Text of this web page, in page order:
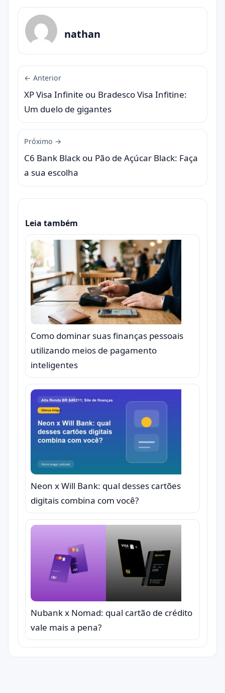
nathan
← Anterior
XP Visa Infinite ou Bradesco Visa Infitine:
Um duelo de gigantes
Próximo →
C6 Bank Black ou Pão de Açúcar Black: Faça
a sua escolha
Leia também
Como dominar suas finanças pessoais
utilizando meios de pagamento
inteligentes
Neon x Will Bank: qual desses cartões
digitais combina com você?
Nubank x Nomad: qual cartão de crédito
vale mais a pena?